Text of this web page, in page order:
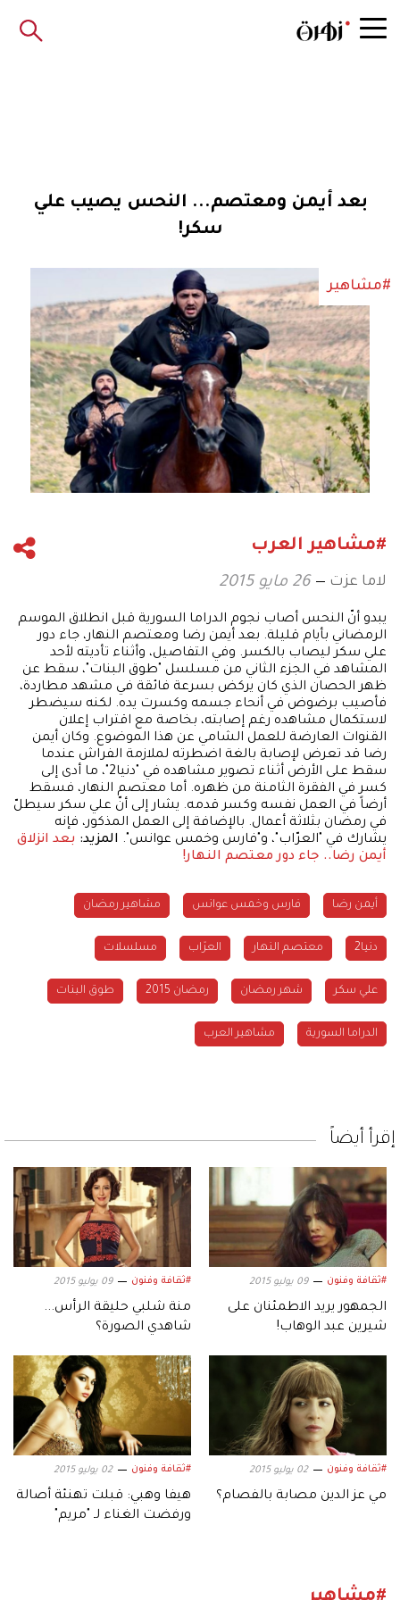
بعد أيمن ومعتصم... النحس يصيب علي
سكر!
#مشاهير
#مشاهير العرب
لاما عزت 26 مايو 2015
يبدو أنّ النحس أصاب نجوم الدراما السورية قبل انطلاق الموسم
الرمضاني بأيام قليلة. بعد أيمن رضا ومعتصم النهار، جاء دور
علي سكر ليصاب بالكسر. وفي التفاصيل، وأثناء تأديته لأحد
المشاهد في الجزء الثاني من مسلسل "طوق البنات"، سقط عن
ظهر الحصان الذي كان يركض بسرعة فائقة في مشهد مطاردة،
فأصيب برضوض في أنحاء جسمه وكسرت يده. لكنه سيضطر
لاستكمال مشاهده رغم إصابته، بخاصة مع اقتراب إعلان
القنوات العارضة للعمل الشامي عن هذا الموضوع. وكان أيمن
رضا قد تعرض لإصابة بالغة اضطرته لملازمة الفراش عندما
سقط على الأرض أثناء تصوير مشاهده في "دنيا2"، ما أدى إلى
كسر في الفقرة الثامنة من ظهره. أما معتصم النهار، فسقط
أرضاً في العمل نفسه وكسر قدمه. يشار إلى أنّ علي سكر سيطلّ
في رمضان بثلاثة أعمال. بالإضافة إلى العمل المذكور، فإنه
يشارك في "العرّاب"، و"فارس وخمس عوانس". المزيد: بعد انزلاق
أيمن رضا.. جاء دور معتصم النهار!
أيمن رضا فارس وخمس عوانس مشاهير رمضان
دنيا2 معتصم النهار العرّاب مسلسلات
علي سكر شهر رمضان رمضان 2015 طوق البنات
الدراما السورية مشاهير العرب
إقرأ أيضاً
#ثقافة وفنون 09 يوليو 2015
الجمهور يريد الاطمئنان على
شيرين عبد الوهاب!
#ثقافة وفنون 09 يوليو 2015
منة شلبي حليقة الرأس...
شاهدي الصورة؟
#ثقافة وفنون 02 يوليو 2015
مي عز الدين مصابة بالفصام؟
#ثقافة وفنون 02 يوليو 2015
هيفا وهبي: قبلت تهنئة أصالة
ورفضت الغناء لـ "مريم"